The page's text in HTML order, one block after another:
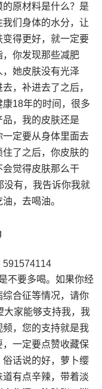
原材料是什么？是
们身体的水分，让
得更好，就一定要
你发现那些减肥
她皮肤没有光泽
，补进去了之后，
18年的时间，很多
，我的皮肤还是
定要从身体里面去
了之后，你皮肤的
觉得皮肤那么干
没有，我告诉你我就
，去喝油。
591574114
不要多喝。如果你经
合征等情况，请你
大家能够支持我，我
，您的支持就是我
一定要点赞收藏保
话说的好，萝卜缨
有点辛辣，带着淡